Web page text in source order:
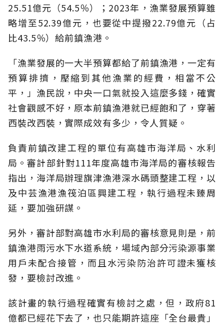
25.51億元（54.5％）；2023年，漁業發展預算雖
略增至52.39億元，也要從中提撥22.79億元（占
比43.5％）給前鎮漁港。
「漁業發展的一大半預算都給了前鎮漁港，一定有
預算排擠，壓縮到其他漁業的經費，相當不公
平，」漁民說，中央一口氣就投入這麼多錢，確實
社會觀感不好，原本前鎮漁港就已經飽和了，穿著
西裝改西裝，實際成效有多少，令人質疑。
負責前鎮改建工程的單位有高雄市海洋局、水利
局。審計部針對111年度高雄市海洋局的審核報告
指出，海洋局辦理旗津漁港深水碼頭整建工程，以
及中芸漁港漁筏泊區興建工程，執行過程未臻周
延，要加強研謀。
另外，審計部對高雄市水利局的審核意見則是，前
鎮漁港雨污水下水道系統，場域內部分污染源事業
用戶未配合接管，而且水污染防治許可證未獲核
發，要檢討改進。
該計畫的執行過程確實有檢討之處，但，政府81
億都已經花下去了，也只能期許這座「全台最貴」